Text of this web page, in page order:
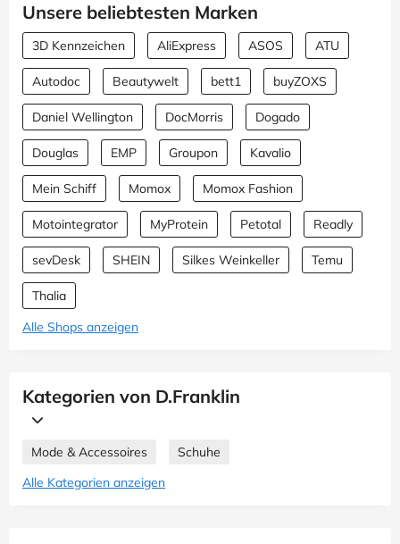
Unsere beliebtesten Marken
3D Kennzeichen AliExpress ASOS ATU
Autodoc Beautywelt bett1 buyZOXS
Daniel Wellington DocMorris Dogado
Douglas EMP Groupon Kavalio
Mein Schiff Momox Momox Fashion
Motointegrator MyProtein Petotal Readly
sevDesk SHEIN Silkes Weinkeller Temu
Thalia
Alle Shops anzeigen
Kategorien von D.Franklin
Mode & Accessoires
Schuhe
Alle Kategorien anzeigen